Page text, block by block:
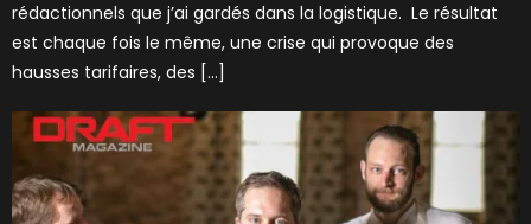
rédactionnels que j’ai gardés dans la logistique. Le résultat
est chaque fois le même, une crise qui provoque des
hausses tarifaires, des […]